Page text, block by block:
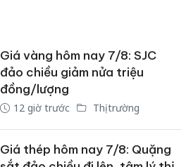
Giá vàng hôm nay 7/8: SJC
đảo chiều giảm nửa triệu
đồng/lượng
12 giờ trước Thị trường
Giá thép hôm nay 7/8: Quặng